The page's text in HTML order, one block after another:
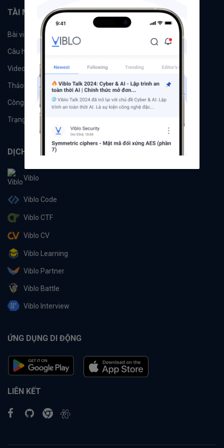
TÀI NGUYÊN
Bài viết
Câu hỏi
Videos Tác giả
Thảo luận Đề xuất hệ thống
Công cụ Machine Learning
Trạng thái hệ thống
DỊCH VỤ
Viblo
Viblo Code
Viblo CTF
Viblo CV
Viblo Learning
Viblo Partner
Viblo Battle
Viblo Interview
ỨNG DỤNG DI ĐỘNG
LIÊN KẾT